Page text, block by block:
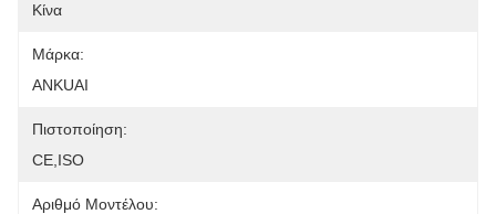
Κίνα
Μάρκα:
ANKUAI
Πιστοποίηση:
CE,ISO
Αριθμό Μοντέλου: